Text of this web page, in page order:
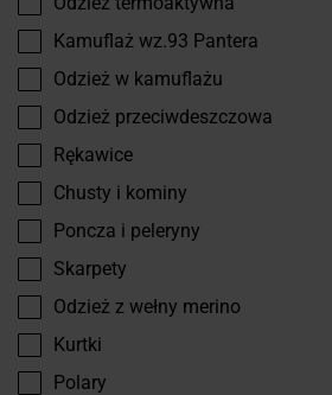
Kamuflaż wz.93 Pantera
Odzież w kamuflażu
Odzież przeciwdeszczowa
Rękawice
Chusty i kominy
Poncza i peleryny
Skarpety
Odzież z wełny merino
Kurtki
Polary